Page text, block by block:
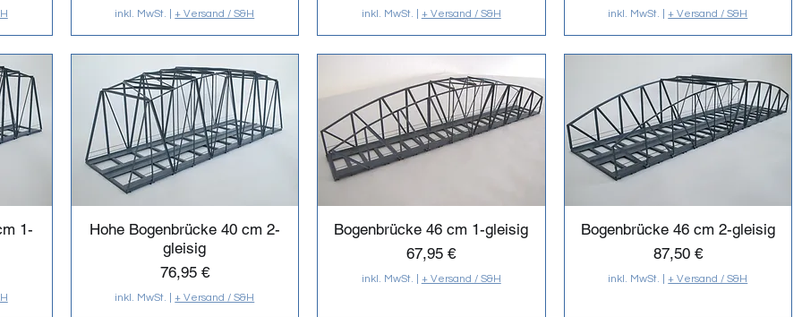
inkl. MwSt. |+ Versand / S&H inkl. MwSt. + Versand / S&H inkl. MwSt. |+ Versand / S&H
1-
Hohe Bogenbrücke 40 cm 2-
gleisig
Preis
76,95 €
inkl. MwSt. |+ Versand / S&H
Bogenbrücke 46 cm 1-gleisig
Preis
67,95 €
inkl. MwSt. + Versand / S&H
Bogenbrücke 46 cm 2-gleisig
Preis
87,50 €
inkl. MwSt. |+ Versand / S&H